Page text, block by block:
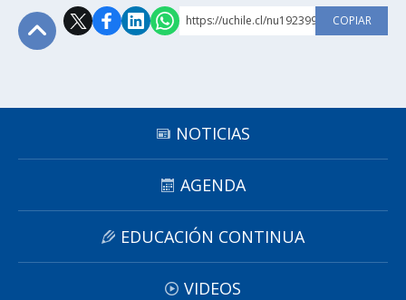
https://uchile.cl/nu192399 COPIAR
NOTICIAS
AGENDA
EDUCACIÓN CONTINUA
VIDEOS